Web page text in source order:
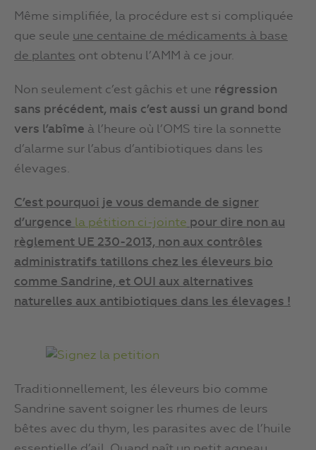
Même simplifiée, la procédure est si compliquée
que seule une centaine de médicaments à base
de plantes ont obtenu l’AMM à ce jour.
Non seulement c’est gâchis et une régression
sans précédent, mais c’est aussi un grand bond
vers l’abîme à l’heure où l’OMS tire la sonnette
d’alarme sur l’abus d’antibiotiques dans les
élevages.
C’est pourquoi je vous demande de signer
d’urgence la pétition ci-jointe pour dire non au
règlement UE 230-2013, non aux contrôles
administratifs tatillons chez les éleveurs bio
comme Sandrine, et OUI aux alternatives
naturelles aux antibiotiques dans les élevages !
Traditionnellement, les éleveurs bio comme
Sandrine savent soigner les rhumes de leurs
bêtes avec du thym, les parasites avec de l’huile